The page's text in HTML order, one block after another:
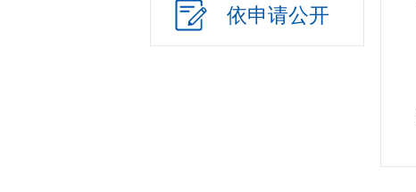
本级政策解读
依申请公开